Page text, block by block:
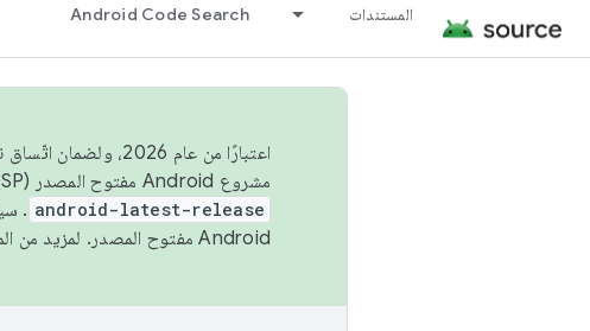
المستندات Android Code Search
اعتبارًا من عام
مشروع Android مفتوح المصدر (AOSP) في الربعَين الثاني والرابع. لبناء مشروع Android مفتوح المصدر والمساهمة فيه، استخدِم
android-latest-release
.
Android مفتوح المصدر. لمزيد من المعلومات، يُرجى الاطّلاع على